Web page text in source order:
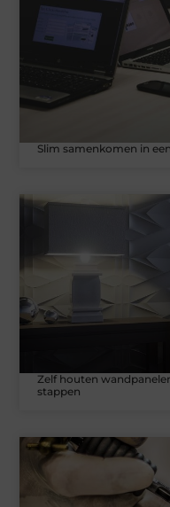
Slim samenkomen in
Zelf houten
stappen